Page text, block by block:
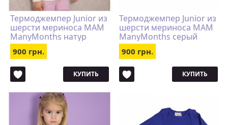
Термоджемпер Junior из
шерсти мериноса MAM
ManyMonths натур
900 грн.
КУПИТЬ
Термоджемпер Junior из
шерсти мериноса MAM
ManyMonths серый
900 грн.
КУПИТЬ